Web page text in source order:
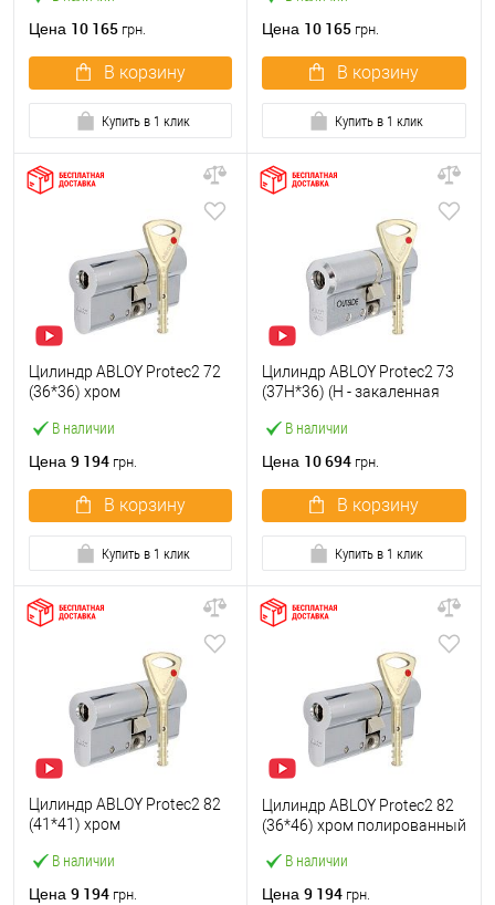
Цена 10 165 грн.
В корзину
Купить в 1 клик
Цена 10 165 грн.
В корзину
Купить в 1 клик
В наличии
Цилиндр ABLOY Protec2 72
(36*36) хром
Цена 9 194 грн.
В корзину
Купить в 1 клик
В наличии
Цилиндр ABLOY Protec2 73
(37H*36) (H - закаленная
полированный
Цена 10 694 грн.
В корзину
Купить в 1 клик
В наличии
Цилиндр ABLOY Protec2 82
(41*41) хром
Цена 9 194 грн.
В наличии
Цилиндр ABLOY Protec2 82
(36*46) хром полированный
Цена 9 194 грн.